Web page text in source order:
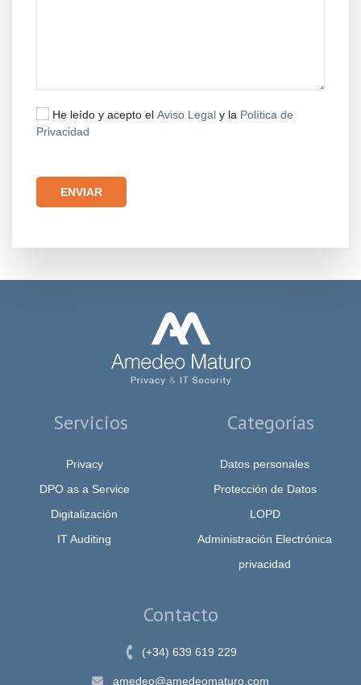
He leído y acepto el Aviso Legal y la Política de
Privacidad
Servicios
Privacy
DPO as a Service
Digitalización
IT Auditing
Categorías
Datos personales
Protección de Datos
LOPD
Administración Electrónica
privacidad
Contacto
(+34) 639 619 229
amedeo@amedeomaturo.com